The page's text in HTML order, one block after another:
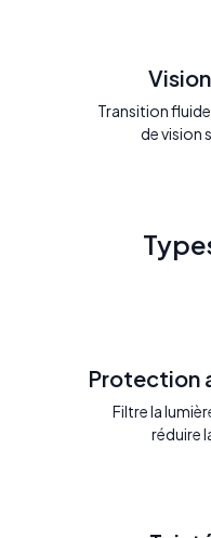
Transition
de vision
Protection
Filtre la
réduire